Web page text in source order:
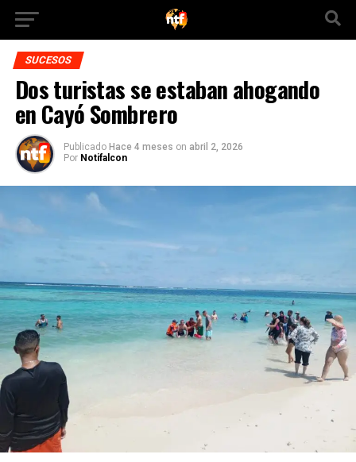
SUCESOS
Dos turistas se estaban ahogando
en Cayó Sombrero
Publicado Hace 4 meses on abril 2, 2026
Por Notifalcon